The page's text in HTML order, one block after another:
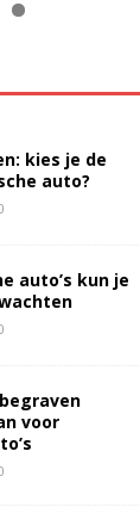
kies je de
auto?
auto’s kun je
voor